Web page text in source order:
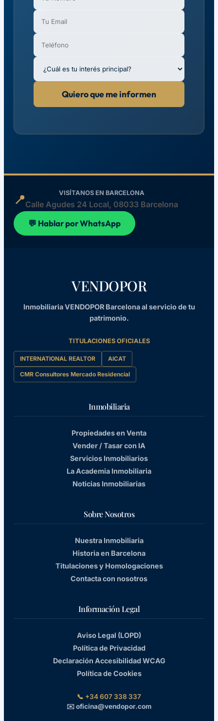
Quiero que me informen
📍 VISÍTANOS EN BARCELONA
Calle Agudes 24 Local, 08033 Barcelona
💬 Hablar por WhatsApp
VENDOPOR
Inmobiliaria VENDOPOR Barcelona al servicio de tu
patrimonio.
TITULACIONES OFICIALES
INTERNATIONAL REALTOR AICAT
CMR Consultores Mercado Residencial
Inmobiliaria
Propiedades en Venta
Vender / Tasar con IA
Servicios Inmobiliarios
La Academia Inmobiliaria
Noticias Inmobiliarias
Sobre Nosotros
Nuestra Inmobiliaria
Historia en Barcelona
Titulaciones y Homologaciones
Contacta con nosotros
Información Legal
Aviso Legal (LOPD)
Política de Privacidad
Declaración Accesibilidad WCAG
Política de Cookies
📞 +34 607 338 337
✉️ oficina@vendopor.com